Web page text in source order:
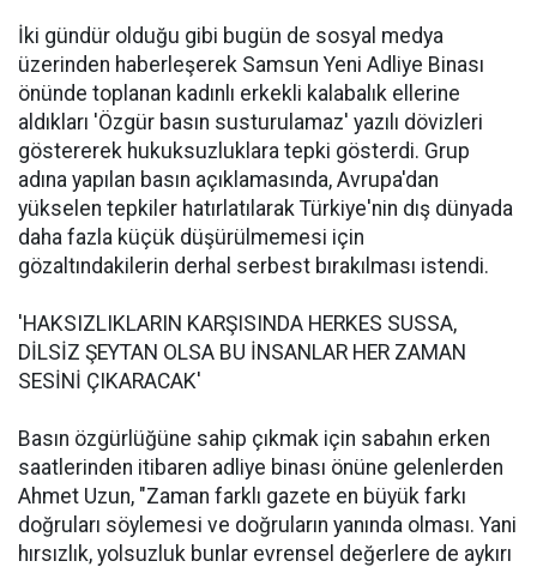
İki gündür olduğu gibi bugün de sosyal medya
üzerinden haberleşerek Samsun Yeni Adliye Binası
önünde toplanan kadınlı erkekli kalabalık ellerine
aldıkları 'Özgür basın susturulamaz' yazılı dövizleri
göstererek hukuksuzluklara tepki gösterdi. Grup
adına yapılan basın açıklamasında, Avrupa'dan
yükselen tepkiler hatırlatılarak Türkiye'nin dış dünyada
daha fazla küçük düşürülmemesi için
gözaltındakilerin derhal serbest bırakılması istendi.
'HAKSIZLIKLARIN KARŞISINDA HERKES SUSSA,
DİLSİZ ŞEYTAN OLSA BU İNSANLAR HER ZAMAN
SESİNİ ÇIKARACAK'
Basın özgürlüğüne sahip çıkmak için sabahın erken
saatlerinden itibaren adliye binası önüne gelenlerden
Ahmet Uzun, "Zaman farklı gazete en büyük farkı
doğruları söylemesi ve doğruların yanında olması. Yani
hırsızlık, yolsuzluk bunlar evrensel değerlere de aykırı